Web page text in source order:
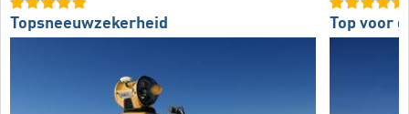
Topsneeuwzekerheid Top voor